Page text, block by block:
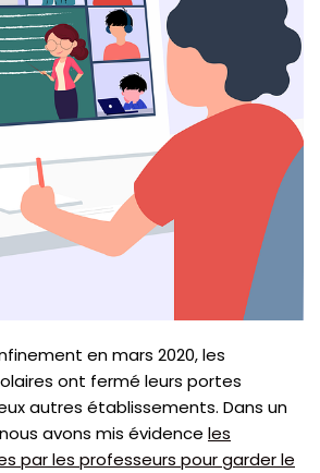
en mars 2020, les
ont fermé leurs portes
autres établissements. Dans un
avons mis évidence les
par les professeurs pour garder le